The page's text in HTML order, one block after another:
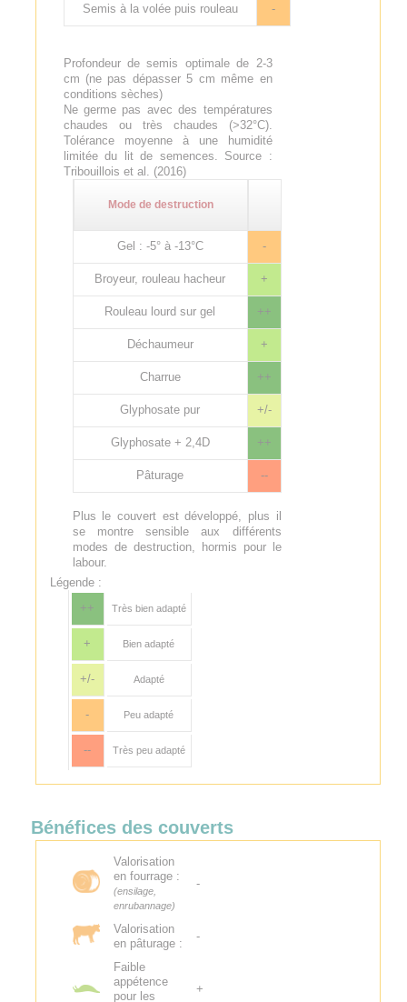
Semis à la volée puis rouleau -
Profondeur de semis optimale de 2-3
cm (ne pas dépasser 5 cm même en
conditions sèches)
Ne germe pas avec des températures
chaudes ou très chaudes (>32°C).
Tolérance moyenne à une humidité
limitée du lit de semences. Source :
Tribouillois et al. (2016)
Mode de destruction
Gel : -5° à -13°C -
Broyeur, rouleau hacheur +
Rouleau lourd sur gel ++
Déchaumeur +
Charrue ++
Glyphosate pur +/-
Glyphosate + 2,4D ++
Pâturage --
Plus le couvert est développé, plus il
se montre sensible aux différents
modes de destruction, hormis pour le
labour.
Légende :
++
Très bien adapté
+ Bien adapté
+/- Adapté
- Peu adapté
-- Très peu adapté
Bénéfices des couverts
Valorisation
en fourrage :
(ensilage,
enrubannage)
-
Valorisation
en pâturage :
-
Faible
appétence
pour les
+